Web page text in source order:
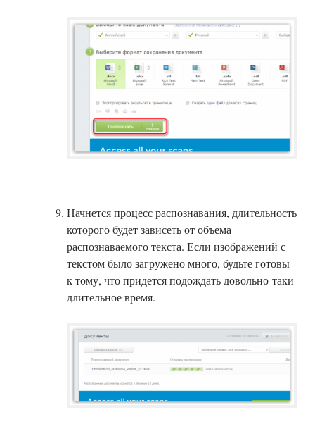
Начнется процесс распознавания, длительность
которого будет зависеть от объема
распознаваемого текста. Если изображений с
текстом было загружено много, будьте готовы
к тому, что придется подождать довольно-таки
длительное время.